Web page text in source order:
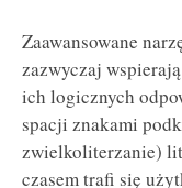
Zaawansowane
zazwyczaj
ich logicznych
spacji znakami
zwielkoliterzanie)
czasem trafi się